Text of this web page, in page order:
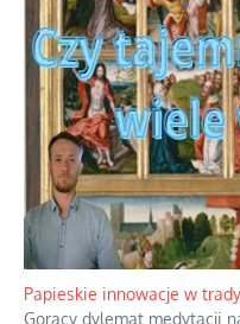
Kamienie i siekiery przeciw
Gorzka analityka decyzji